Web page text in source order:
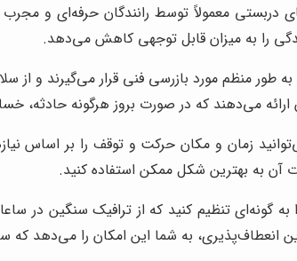
دربستی معمولاً توسط رانندگان حرفه‌ای و
را به میزان قابل توجهی کاهش می‌دهد.
به طور منظم مورد بازرسی فنی قرار می‌گیرند و
ارائه می‌دهند که در صورت بروز هرگونه
زمان و مکان حرکت و توقف را بر اساس
آن به بهترین شکل ممکن استفاده کنید.
به گونه‌ای تنظیم کنید که از ترافیک سنگین
انعطاف‌پذیری، به شما این امکان را می‌دهد